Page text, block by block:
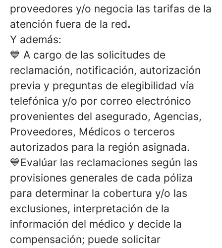
proveedores y/o negocia las tarifas de la
atención fuera de la red.
Y además:
💙 A cargo de las solicitudes de
reclamación, notificación, autorización
previa y preguntas de elegibilidad vía
telefónica y/o por correo electrónico
provenientes del asegurado, Agencias,
Proveedores, Médicos o terceros
autorizados para la región asignada.
💙Evalúar las reclamaciones según las
provisiones generales de cada póliza
para determinar la cobertura y/o las
exclusiones, interpretación de la
información del médico y decide la
compensación; puede solicitar